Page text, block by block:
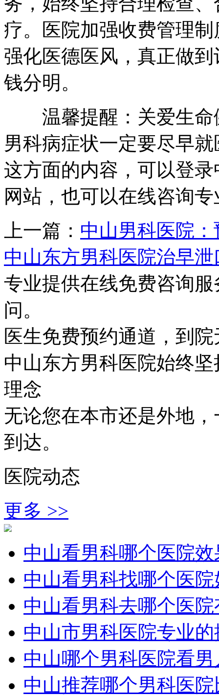
疗。医院加强收费管理
强化医德医风，真正做
钱分明。
温馨提醒：关爱生命
男科病症状一定要尽早
这方面的内容，可以登
网站，也可以在线咨询
上一篇： 中山男科医院
中山东方男科医院治早泄
专业提供在线免费咨询
问。
医生免费预约通道，到
中山东方男科医院始终
理念
无论您在本市还是外地
到达。
医院动态
更多 >>
中山看男科哪个医院效
中山看男科找哪个医院
中山看男科去哪个医院
中山市男科医院专业的
中山哪个男科医院看
中山推荐哪个男科医院